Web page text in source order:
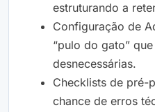
estruturando a
Configuração de
“pulo do gato”
desnecessárias.
Checklists de pré-
chance de erros